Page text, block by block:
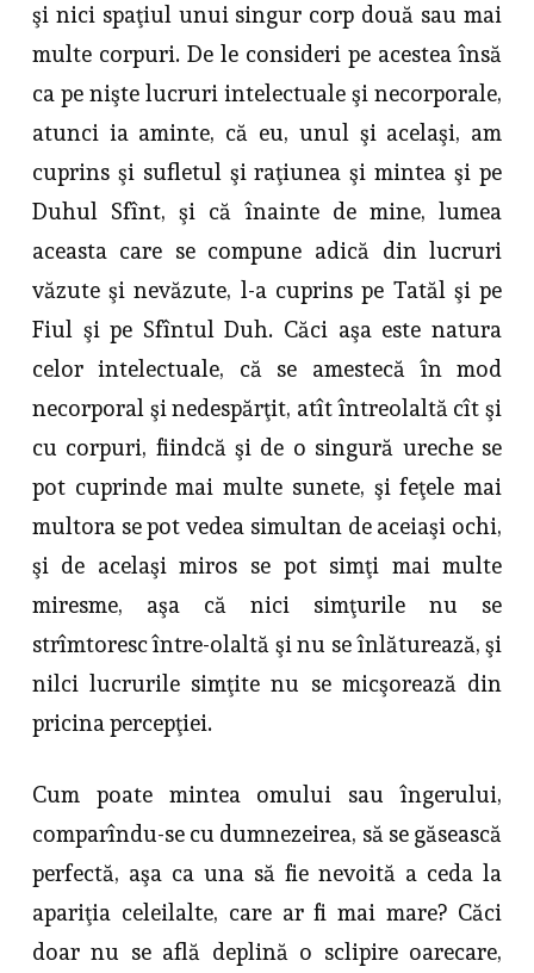
şi nici spaţiul unui singur corp două sau mai
multe corpuri. De le consideri pe acestea însă
ca pe nişte lucruri intelectuale şi necorpo­rale,
atunci ia aminte, că eu, unul şi acelaşi, am
cuprins şi sufletul şi ra­ţiunea şi mintea şi pe
Duhul Sfînt, şi că înainte de mine, lumea
aceasta care se compune adică din lucruri
văzute şi nevăzute, l-a cuprins pe Tatăl şi pe
Fiul şi pe Sfîntul Duh. Căci aşa este natura
celor intelectuale, că se amestecă în mod
necorporal şi nedespărţit, atît întreolaltă cît şi
cu corpuri, fiindcă şi de o singură ureche se
pot cuprinde mai multe sunete, şi feţele mai
multora se pot vedea simultan de aceiaşi ochi,
şi de acelaşi miros se pot simţi mai multe
miresme, aşa că nici simţurile nu se
strîmtoresc între-olaltă şi nu se înlăturează, şi
nilci lucrurile simţite nu se micşorează din
pricina percepţiei.
Cum poate mintea omului sau îngerului,
comparîndu-se cu dumne­zeirea, să se găsească
perfectă, aşa ca una să fie nevoită a ceda la
apariţia celeilalte, care ar fi mai mare? Căci
doar nu se află deplină o sclipire oare­care,